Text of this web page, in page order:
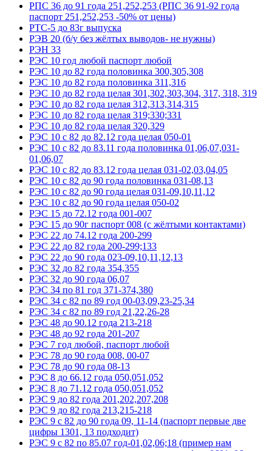
РПС 36 до 91 года 251,252,253 (РПС 36 91-92 года
паспорт 251,252,253 -50% от цены)
РТС-5 до 83г выпуска
РЭВ 20 (б/у без жёлтых выводов- не нужны)
РЭН 33
РЭС 10 год любой паспорт любой
РЭС 10 до 82 года половинка 300,305,308
РЭС 10 до 82 года половинка 311,316
РЭС 10 до 82 года целая 301,302,303,304, 317, 318, 319
РЭС 10 до 82 года целая 312,313,314,315
РЭС 10 до 82 года целая 319;330;331
РЭС 10 до 82 года целая 320,329
РЭС 10 с 82 до 82.12 года целая 050-01
РЭС 10 с 82 до 83.11 года половинка 01,06,07,031-
01,06,07
РЭС 10 с 82 до 83.12 года целая 031-02,03,04,05
РЭС 10 с 82 до 90 года половинка 031-08,13
РЭС 10 с 82 до 90 года целая 031-09,10,11,12
РЭС 10 с 82 до 90 года целая 050-02
РЭС 15 до 72.12 года 001-007
РЭС 15 до 90г паспорт 008 (с жёлтыми контактами)
РЭС 22 до 74.12 года 200-299
РЭС 22 до 82 года 200-299;133
РЭС 22 до 90 года 023-09,10,11,12,13
РЭС 32 до 82 года 354,355
РЭС 32 до 90 года 06,07
РЭС 34 по 81 год 371-374,380
РЭС 34 с 82 по 89 год 00-03,09,23-25,34
РЭС 34 с 82 по 89 год 21,22,26-28
РЭС 48 до 90.12 года 213-218
РЭС 48 до 92 года 201-207
РЭС 7 год любой, паспорт любой
РЭС 78 до 90 года 008, 00-07
РЭС 78 до 90 года 08-13
РЭС 8 до 66.12 года 050,051,052
РЭС 8 до 71.12 года 050,051,052
РЭС 9 до 82 года 201,202,207,208
РЭС 9 до 82 года 213,215-218
РЭС 9 с 82 до 90 года 09, 11-14 (паспорт первые две
цифры 1301, 13 подходит)
РЭС 9 с 82 по 85.07 год-01,02,06;18 (пример нам